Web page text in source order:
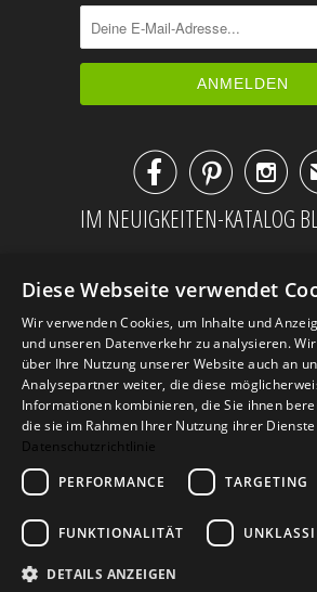

IM NEUIGKEITEN-KATALOG
AGB Datenschutz
Kontakt
© 2026Design Geschenke
Diese Webseite verwendet
Wir verwenden Cookies, um Inhalte und
und unseren Datenverkehr zu analysieren.
über Ihre Nutzung unserer Website auch an
Analysepartner weiter, die diese
Informationen kombinieren, die Sie ihnen
die sie im Rahmen Ihrer Nutzung ihrer
Datenschutzrichtlinie
PERFORMANCE
TARGETING
FUNKTIONALITÄT
DETAILS ANZEIGEN